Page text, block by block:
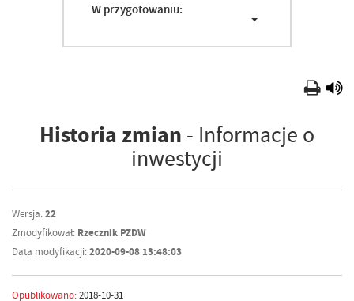
W przygotowaniu:
Historia zmian - Informacje o
inwestycji
Wersja:22
Zmodyfikował: Rzecznik PZDW
Data modyfikacji:2020-09-08 13:48:03
Opublikowano:2018-10-31